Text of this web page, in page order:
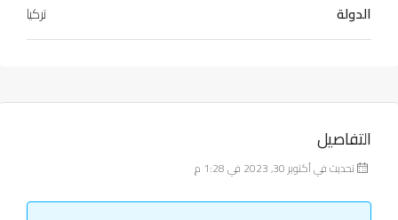
الدولة
تركيا
التفاصيل
تحديث في أكتوبر 30, 2023 في 1:28 م